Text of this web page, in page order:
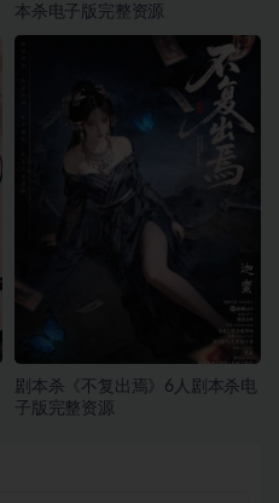
本杀电子版完整资源
剧本杀《不复出焉》6人剧本杀电
子版完整资源